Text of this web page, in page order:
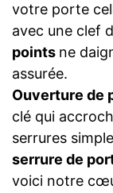
votre porte
avec une clef
points ne
assurée.
Ouverture de
clé qui
serrures
serrure de
voici notre